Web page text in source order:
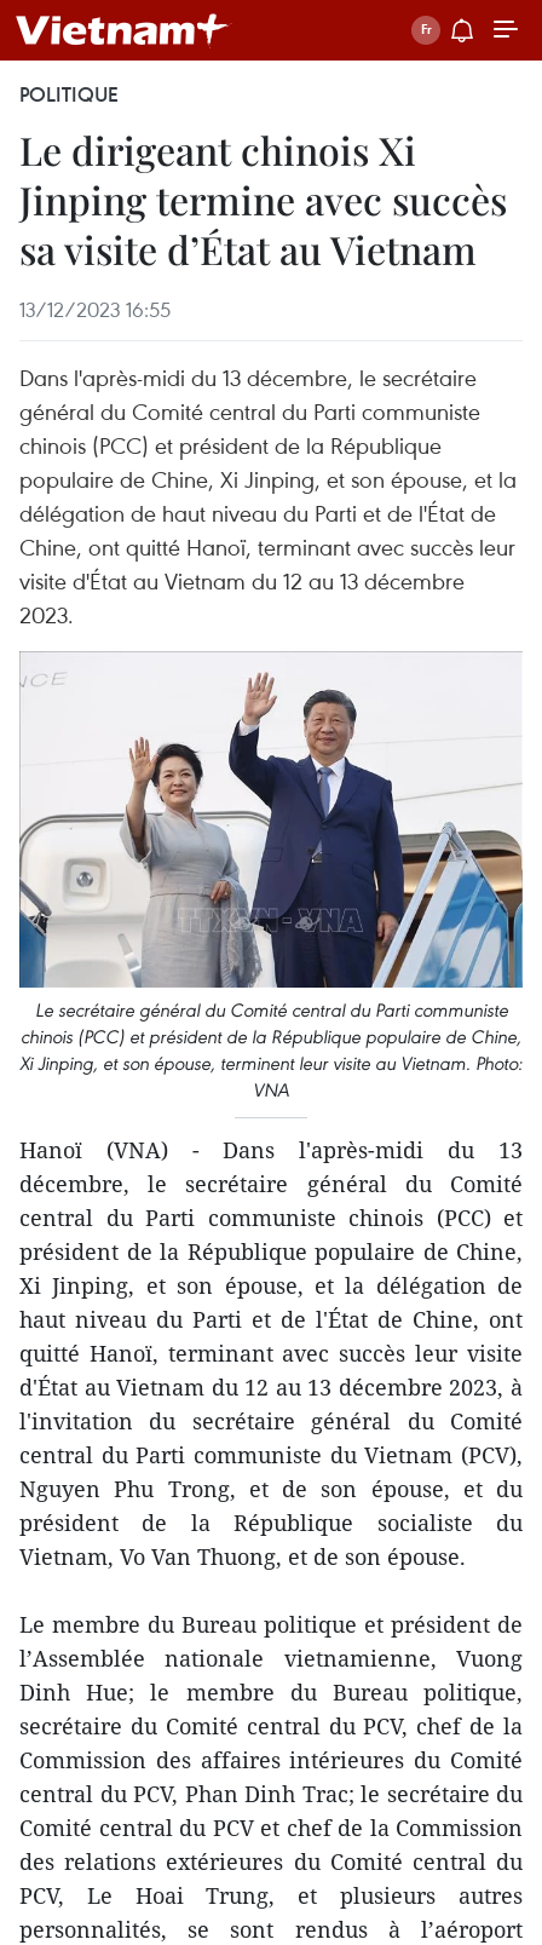
POLITIQUE
Le dirigeant chinois Xi
Jinping termine avec succès
sa visite d’État au Vietnam
13/12/2023 16:55
Dans l'après-midi du 13 décembre, le secrétaire
général du Comité central du Parti communiste
chinois (PCC) et président de la République
populaire de Chine, Xi Jinping, et son épouse, et la
délégation de haut niveau du Parti et de l'État de
Chine, ont quitté Hanoï, terminant avec succès leur
visite d'État au Vietnam du 12 au 13 décembre
2023.
Le secrétaire général du Comité central du Parti communiste
chinois (PCC) et président de la République populaire de Chine,
Xi Jinping, et son épouse, terminent leur visite au Vietnam. Photo:
VNA
Hanoï (VNA) - Dans l'après-midi du 13
décembre, le secrétaire général du Comité
central du Parti communiste chinois (PCC) et
président de la République populaire de Chine,
Xi Jinping, et son épouse, et la délégation de
haut niveau du Parti et de l'État de Chine, ont
quitté Hanoï, terminant avec succès leur visite
d'État au Vietnam du 12 au 13 décembre 2023, à
l'invitation du secrétaire général du Comité
central du Parti communiste du Vietnam (PCV),
Nguyen Phu Trong, et de son épouse, et du
président de la République socialiste du
Vietnam, Vo Van Thuong, et de son épouse.
Le membre du Bureau politique et président de
l’Assemblée nationale vietnamienne, Vuong
Dinh Hue; le membre du Bureau politique,
secrétaire du Comité central du PCV, chef de la
Commission des affaires intérieures du Comité
central du PCV, Phan Dinh Trac; le secrétaire du
Comité central du PCV et chef de la Commission
des relations extérieures du Comité central du
PCV, Le Hoai Trung, et plusieurs autres
personnalités, se sont rendus à l’aéroport